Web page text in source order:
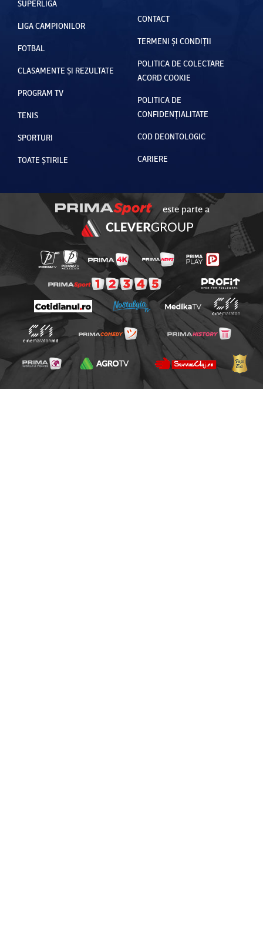
SUPERLIGA
LIGA CAMPIONILOR
FOTBAL
CLASAMENTE ȘI REZULTATE
PROGRAM TV
TENIS
SPORTURI
TOATE ȘTIRILE
CONTACT
TERMENI ȘI CONDIȚII
POLITICA DE COLECTARE
ACORD COOKIE
POLITICA DE
CONFIDENȚIALITATE
COD DEONTOLOGIC
CARIERE
este parte a